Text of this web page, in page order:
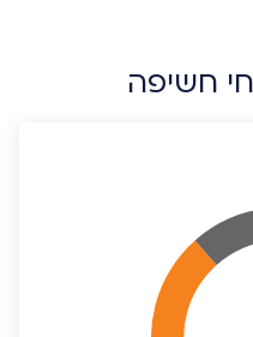
חשיפה